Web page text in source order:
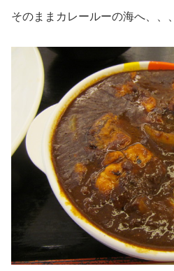
そのままカレールーの海へ、、、